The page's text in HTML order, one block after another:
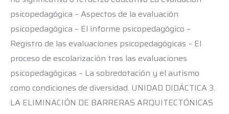
psicopedagógica – Aspectos de la evaluación
psicopedagógica – El informe psicopedagógico –
Registro de las evaluaciones psicopedagógicas – El
proceso de escolarización tras las evaluaciones
psicopedagógicas – La sobredotación y el autismo
como condiciones de diversidad. UNIDAD DIDÁCTICA 3.
LA ELIMINACIÓN DE BARRERAS ARQUITECTÓNICAS